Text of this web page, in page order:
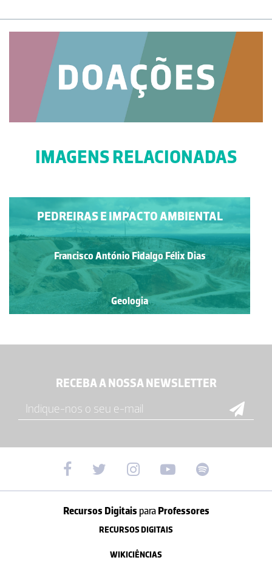
IMAGENS RELACIONADAS
PEDREIRAS E IMPACTO AMBIENTAL
Francisco António Fidalgo Félix Dias
Geologia
RECEBA A NOSSA NEWSLETTER
Recursos Digitais paraProfessores
RECURSOS DIGITAIS
WIKICIÊNCIAS